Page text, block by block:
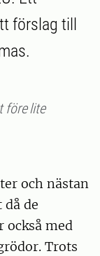
förslag till
före lite
och nästan
de
också med
Trots